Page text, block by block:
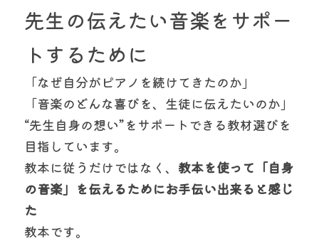
先生の伝えたい音楽をサポー
トするために
「なぜ自分がピアノを続けてきたのか」
「音楽のどんな喜びを、生徒に伝えたいのか」
“先生自身の想い”をサポートできる教材選びを
目指しています。
教本に従うだけではなく、 教本を使って「自身
の音楽」を伝えるためにお手伝い出来ると感じ
た
教本です。